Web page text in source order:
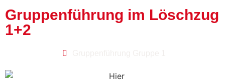
Gruppenführung im Löschzug
1+2